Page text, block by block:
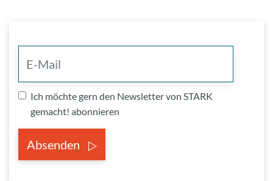
Ich möchte gern den Newsletter von STARK
gemacht! abonnieren
Absenden